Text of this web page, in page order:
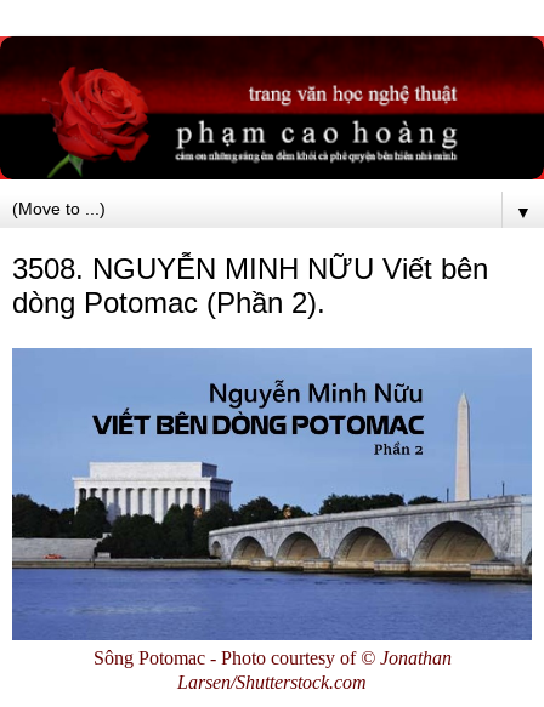
▼
3508. NGUYỄN MINH NỮU Viết bên
dòng Potomac (Phần 2).
Sông Potomac - Photo courtesy of © Jonathan
Larsen/Shutterstock.com